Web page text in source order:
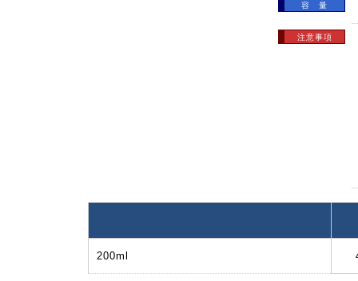
容 量
注意事項
200ml